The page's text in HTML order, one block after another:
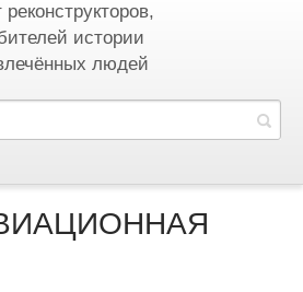
реконструкторов,
истории
людей